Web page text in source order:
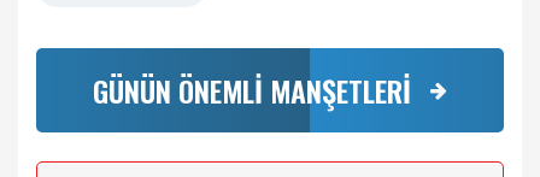
GÜNÜN ÖNEMLİ MANŞETLERİ